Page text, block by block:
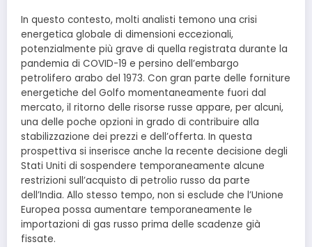
In questo contesto, molti analisti temono una crisi
energetica globale di dimensioni eccezionali,
potenzialmente più grave di quella registrata durante la
pandemia di COVID-19 e persino dell’embargo
petrolifero arabo del 1973. Con gran parte delle forniture
energetiche del Golfo momentaneamente fuori dal
mercato, il ritorno delle risorse russe appare, per alcuni,
una delle poche opzioni in grado di contribuire alla
stabilizzazione dei prezzi e dell’offerta. In questa
prospettiva si inserisce anche la recente decisione degli
Stati Uniti di sospendere temporaneamente alcune
restrizioni sull’acquisto di petrolio russo da parte
dell’India. Allo stesso tempo, non si esclude che l’Unione
Europea possa aumentare temporaneamente le
importazioni di gas russo prima delle scadenze già
fissate.